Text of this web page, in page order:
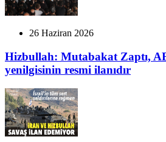
26 Haziran 2026
Hizbullah: Mutabakat Zaptı,
yenilgisinin resmi ilanıdır